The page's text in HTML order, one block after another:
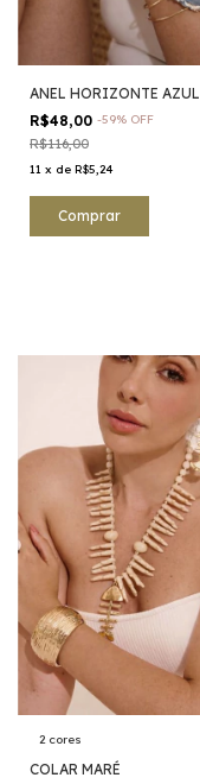
ANEL HORIZONTE AZUL
R$48,00 -59% OFF
R$116,00
11 x de R$5,24
2 cores
COLAR MARÉ